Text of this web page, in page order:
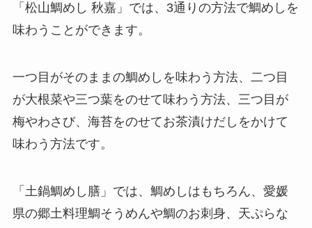
「松山鯛めし 秋嘉」では、3通りの方法で鯛めしを
味わうことができます。
一つ目がそのままの鯛めしを味わう方法、二つ目
が大根菜や三つ葉をのせて味わう方法、三つ目が
梅やわさび、海苔をのせてお茶漬けだしをかけて
味わう方法です。
「土鍋鯛めし膳」では、鯛めしはもちろん、愛媛
県の郷土料理鯛そうめんや鯛のお刺身、天ぷらな